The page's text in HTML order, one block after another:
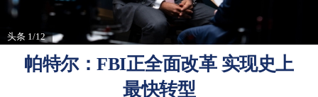
网
头条 1/12
帕特尔：FBI正全面改革 实现史上
最快转型